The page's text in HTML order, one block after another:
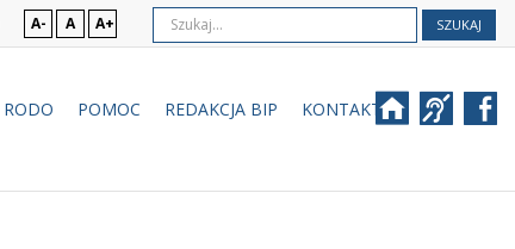
A- A A+ SZUKAJ
RODO POMOC REDAKCJA BIP KONTAKT